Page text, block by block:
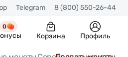
Telegram 8 (800) 550-26-44
0
Корзина Профиль